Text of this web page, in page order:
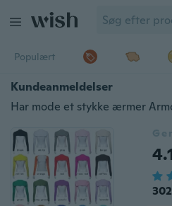
Populært
Kundeanmeldelser